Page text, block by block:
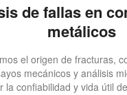
de fallas en
metálicos
el origen de fracturas,
mecánicos y análisis
la confiabilidad y vida útil